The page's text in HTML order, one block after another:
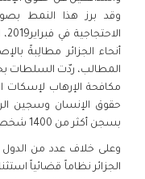
وقد برز هذا النمط
أنحاء الجزائر مطالِبةً
المطالب، ردّت السلطات
مكافحة الإرهاب لإسكات
حقوق الإنسان وسجين
بسجن أكثر من 1400 شخص لأغراضٍ سياسية منذ انطلاق «الحراك».
وعلى خلاف عدد من الدول
الجزائر نظاماً قضائياً